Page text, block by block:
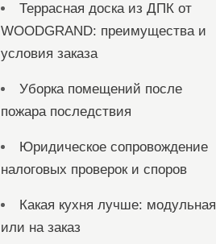
Террасная доска из ДПК от
WOODGRAND: преимущества и
условия заказа
Уборка помещений после
пожара последствия
Юридическое сопровождение
налоговых проверок и споров
Какая кухня лучше: модульная
или на заказ